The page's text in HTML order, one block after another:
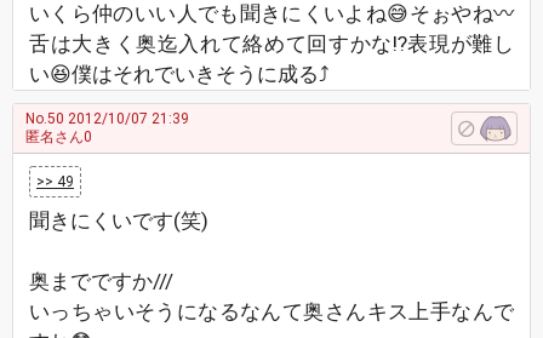
いくら仲のいい人でも聞きにくいよね😅そぉやね〰
舌は大きく奥迄入れて絡めて回すかな⁉表現が難し
い😆僕はそれでいきそうに成る⤴
No.50 2012/10/07 21:39
匿名さん0
>> 49
聞きにくいです(笑)
奥までですか///
いっちゃいそうになるなんて奥さんキス上手なんで